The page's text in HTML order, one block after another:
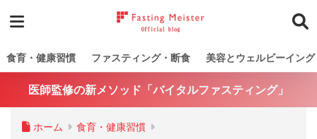
食育・健康習慣 ファスティング・断食 美容とウェルビーイング
医師監修の新メソッド「バイタルファスティング」
ホーム 食育・健康習慣